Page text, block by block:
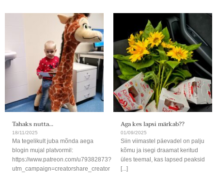
Tahaks nutta…
18/11/2025
Ma tegelikult juba mõnda aega
blogin mujal platvormil:
https://www.patreon.com/u79382873?
utm_campaign=creatorshare_creator
Aga kes lapsi märkab??
01/09/2025
Siin viimastel päevadel on palju
kõmu ja isegi draamat keritud
üles teemal, kas lapsed peaksid
[...]